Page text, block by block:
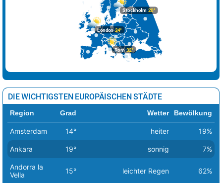
Rom32°
London24°
Stockholm20°
DIE WICHTIGSTEN EUROPÄISCHEN STÄDTE
Region Grad Wetter Bewölkung
Amsterdam 14° heiter 19%
Ankara 19° sonnig 7%
Andorra la
Vella
15° leichter Regen 62%